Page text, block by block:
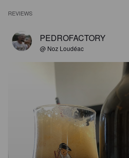
REVIEWS
PEDROFACTORY
@ Noz Loudéac